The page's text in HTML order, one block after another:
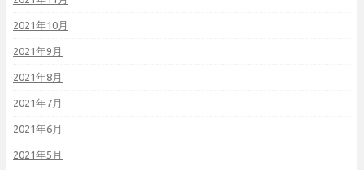
2021年10月
2021年9月
2021年8月
2021年7月
2021年6月
2021年5月